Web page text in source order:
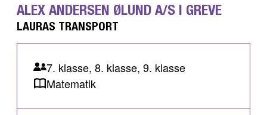
ALEX ANDERSEN ØLUND A/S I GREVE
LAURAS TRANSPORT
7. klasse, 8. klasse, 9. klasse
Matematik